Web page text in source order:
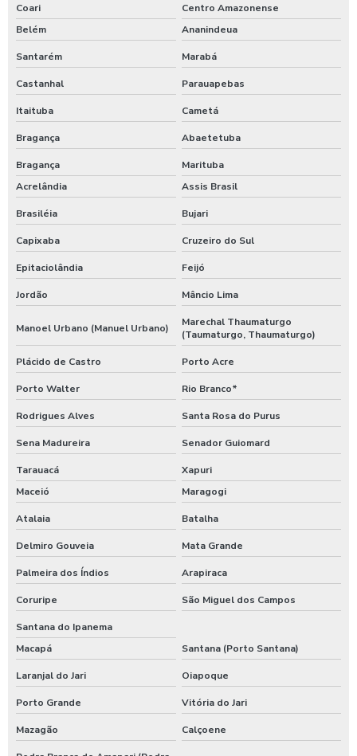
Coari
Centro Amazonense
Belém
Ananindeua
Santarém Marabá
Castanhal Parauapebas
Itaituba Cametá
Bragança Abaetetuba
Bragança
Marituba
Acrelândia
Assis Brasil
Brasiléia Bujari
Capixaba Cruzeiro do Sul
Epitaciolândia Feijó
Jordão Mâncio Lima
Manoel Urbano (Manuel Urbano)
Marechal Thaumaturgo
(Taumaturgo, Thaumaturgo)
Plácido de Castro Porto Acre
Porto Walter Rio Branco*
Rodrigues Alves Santa Rosa do Purus
Sena Madureira Senador Guiomard
Tarauacá
Xapuri
Maceió
Maragogi
Atalaia Batalha
Delmiro Gouveia Mata Grande
Palmeira dos Índios Arapiraca
Coruripe São Miguel dos Campos
Santana do Ipanema
Macapá
Santana (Porto Santana)
Laranjal do Jari Oiapoque
Porto Grande Vitória do Jari
Mazagão Calçoene